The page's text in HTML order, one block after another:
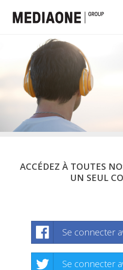
ACCÉDEZ À TOUTES
UN SEUL
Se connecter
Se connecter